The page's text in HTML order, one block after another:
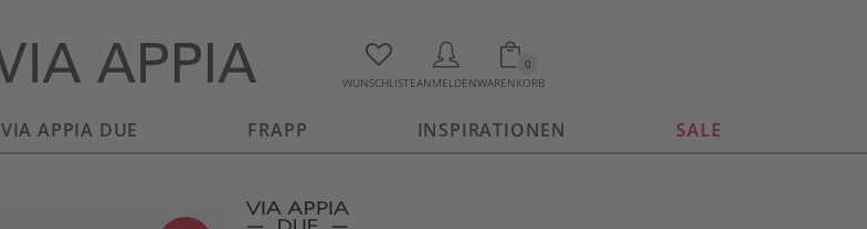
WUNSCHLISTEANMELDEN
0
WARENKORB
VIA APPIA DUE FRAPP INSPIRATIONEN SALE